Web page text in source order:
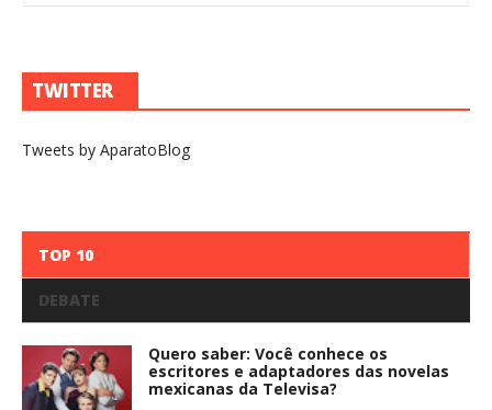
TWITTER
Tweets by AparatoBlog
TOP 10
DEBATE
Quero saber: Você conhece os
escritores e adaptadores das novelas
mexicanas da Televisa?